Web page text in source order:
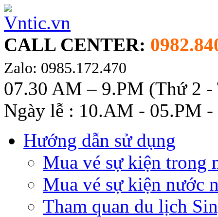
CALL CENTER:
Zalo: 0985.172.470
07.30 AM – 9.PM (Thứ 2 -
Ngày lễ : 10.AM - 05.PM -
Hướng dẫn sử dụng
Mua vé sự kiện trong
Mua vé sự kiện nước
Tham quan du lịch